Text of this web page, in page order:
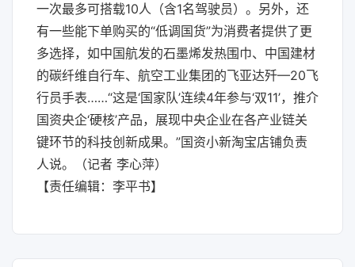
一次最多可搭载10人（含1名驾驶员）。另外，还
有一些能下单购买的“低调国货”为消费者提供了更
多选择，如中国航发的石墨烯发热围巾、中国建材
的碳纤维自行车、航空工业集团的飞亚达歼—20飞
行员手表……“这是‘国家队’连续4年参与‘双11’，推介
国资央企‘硬核’产品，展现中央企业在各产业链关
键环节的科技创新成果。”国资小新淘宝店铺负责
人说。（记者 李心萍）
【责任编辑：李平书】